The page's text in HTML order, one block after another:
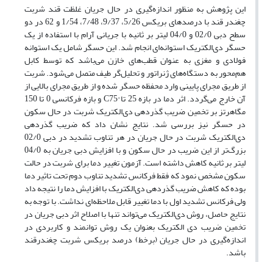
این پژوهش به منظور اندازه‌گیری در حال جریان غلظت قند شربت
چغندر قند با درصدهای بریکس 5/26، 9/37، 7/48، 1/54 و 62 در دو
سطح دبی 02/0 و 04/0 لیتر بر ثانیه با جریانی آرام با استفاده از یک
حسگر دی‌الکتریک استوانه‌ای انجام شد. این حسگر شامل یک استوانه
فولادی و مغزی به عنوان قطب‌های خازن می‌باشد که توسط کابل
هم‌محور به دستگاه‌های ژنراتور و تحلیل‌گر طیف متصل می‌شود. شربت
از طریق مجرای پایینی وارد محفظه حسگر شده و از طریق مجرای بالایی از
آن خارج می‌گردد. اثر دما در بازه 25 تا °C75 و بازه فرکانسی 0 تا 150
مگاهرتز بر تخمین ضریب گذردهی دی‌الکتریک شربت در حال سکون
در حسگر نیز بررسی شد. نتایج نشان داد که ضریب گذردهی
دی‌الکتریک شربت در حال جریان در هر تناوب تشدید در دبی 02/0
بزرگ‌تر از این ضریب در حال سکون و با افزایش دبی جریان به 04/0
لیتر بر ثانیه کاهش داشته است. آزمون تغییر دما برای شربت در حالت
سکون مشخص نمود که فقط فرکانس تشدید تناوب دوم تحت تاثیر دما
بوده که کاهش ضریب گذردهی دی‌الکتریک با افزایش دما را نتیجه داد
ولی فرکانس تشدید اول با دما تغییر قابل ملاحظه‌ای نداشت. با توجه به
نتایج حاصل، روش دی‌الکتریک می‌تواند تنها با اصلاح اثر دبی جریان در
تخمین ضریب دی الکتریک بعنوان یک روش توانمند و کاربردی در
اندازه‌گیری در حال جریان (برخط) درصد بریکس شربت چغندرقند
باشد.